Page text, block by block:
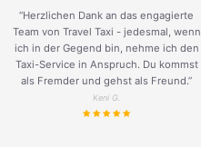
“Herzlichen Dank an das engagierte
Team von Travel Taxi - jedesmal, wenn
ich in der Gegend bin, nehme ich den
Taxi-Service in Anspruch. Du kommst
als Fremder und gehst als Freund.”
Keni G.